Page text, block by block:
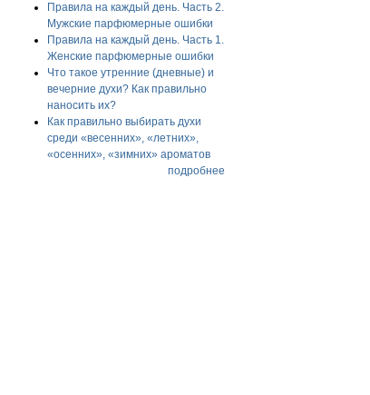
Правила на каждый день. Часть 2.
Мужские парфюмерные ошибки
Правила на каждый день. Часть 1.
Женские парфюмерные ошибки
Что такое утренние (дневные) и
вечерние духи? Как правильно
наносить их?
Как правильно выбирать духи
среди «весенних», «летних»,
«осенних», «зимних» ароматов
подробнее